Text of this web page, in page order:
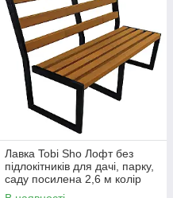
Лавка Tobi Sho Лофт без
підлокітників для дачі, парку,
саду посилена 2,6 м колір
дуб